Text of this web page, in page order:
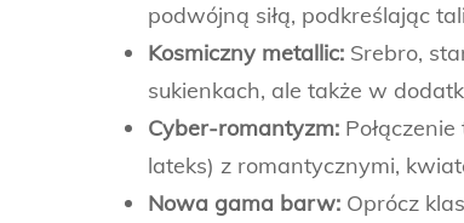
podwójną siłą, podkreślając
Kosmiczny metallic: Srebro,
sukienkach, ale także w
Cyber-romantyzm:
lateks) z romantycznymi,
Nowa gama barw: Oprócz